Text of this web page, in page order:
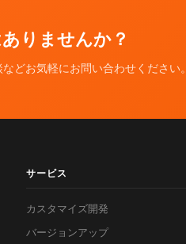
りませんか？
どお気軽にお問い合わせください。
サービス
カスタマイズ開発
バージョンアップ